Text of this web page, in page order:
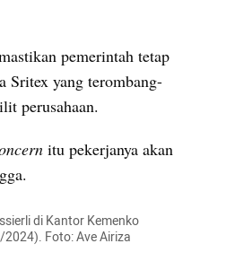
pemerintah tetap
Sritex yang terombang-
perusahaan.
itu pekerjanya akan
di Kantor Kemenko
Foto: Ave Airiza